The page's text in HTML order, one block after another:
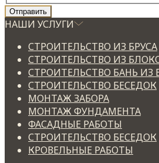
НАШИ УСЛУГИ
СТРОИТЕЛЬСТВО ИЗ БРУСА
СТРОИТЕЛЬСТВО ИЗ
СТРОИТЕЛЬСТВО БАНЬ ИЗ
СТРОИТЕЛЬСТВО БЕСЕДОК
МОНТАЖ ЗАБОРА
МОНТАЖ ФУНДАМЕНТА
ФАСАДНЫЕ РАБОТЫ
СТРОИТЕЛЬСТВО БЕСЕДОК
КРОВЕЛЬНЫЕ РАБОТЫ